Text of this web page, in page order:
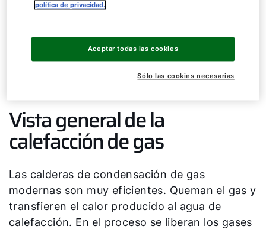
Una bomba de calor, en cambio, utiliza el
calor ambiental y eleva su nivel de
temperatura con la ayuda de la electricidad.
Vista general de la
calefacción de gas
Las calderas de condensación de gas
modernas son muy eficientes. Queman el gas y
transfieren el calor producido al agua de
calefacción. En el proceso se liberan los gases
política de privacidad.
Sólo las cookies necesarias
Aceptar todas las cookies